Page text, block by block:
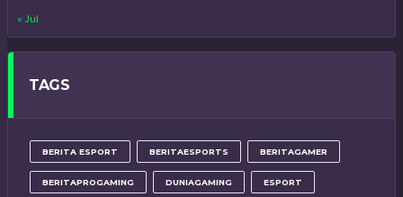
« Jul
TAGS
BERITA ESPORT BERITAESPORTS BERITAGAMER
BERITAPROGAMING DUNIAGAMING ESPORT